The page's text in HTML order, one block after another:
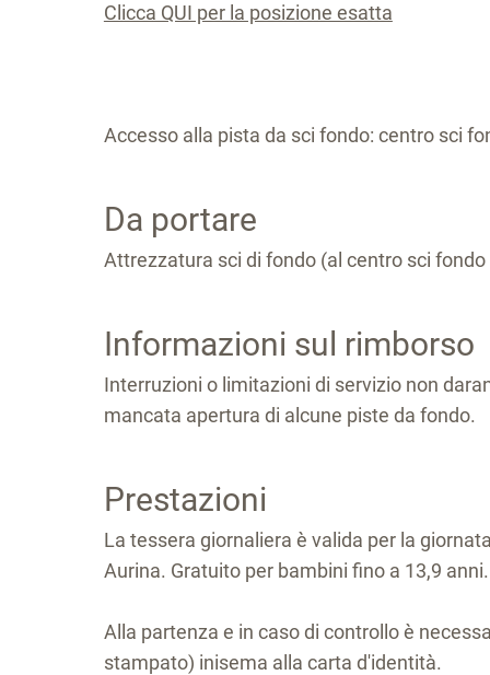
Clicca QUI per la posizione esatta
Accesso alla pista da sci fondo: centro sci
Da portare
Attrezzatura sci di fondo (al centro sci
Informazioni sul rimborso
Interruzioni o limitazioni di servizio non
mancata apertura di alcune piste da fondo.
Prestazioni
La tessera giornaliera è valida per la
Aurina. Gratuito per bambini fino a 13,9 anni.
Alla partenza e in caso di controllo è
stampato) inisema alla carta d'identità.